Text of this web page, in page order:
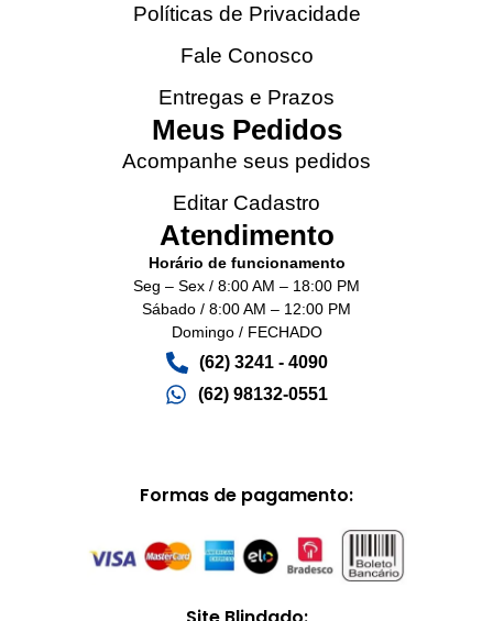
Políticas de Privacidade
Fale Conosco
Entregas e Prazos
Meus Pedidos
Acompanhe seus pedidos
Editar Cadastro
Atendimento
Horário de funcionamento
Seg – Sex / 8:00 AM – 18:00 PM
Sábado / 8:00 AM – 12:00 PM
Domingo / FECHADO
(62) 3241 - 4090‬
(62) 98132-0551
Formas de pagamento: